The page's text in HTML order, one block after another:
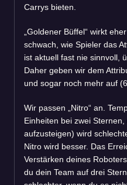
Carrys bieten.
„Goldener Büffel“ wirkt
schwach, wie Spieler das
ist aktuell fast nie sinnvoll,
Daher geben wir dem
und sogar noch mehr auf
Wir passen „Nitro“ an.
Einheiten bei zwei
aufzusteigen) wird
Nitro wird besser. Das
Verstärken deines
du dein Team auf drei